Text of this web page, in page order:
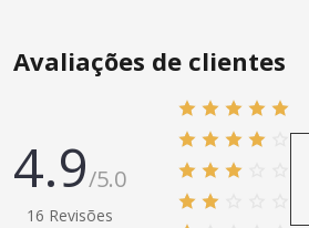
Avaliações de clientes
4.9/5.0
16 Revisões